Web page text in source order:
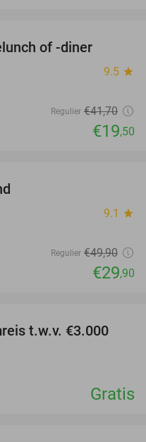
of -diner
9.5 star
Regulier €41,70
€19,50
9.1 star
Regulier €49,90
€29,90
t.w.v. €3.000
Gratis